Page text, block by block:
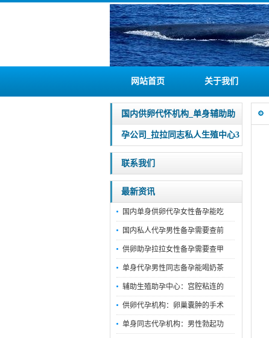
网站首页 关于我们
国内供卵代怀机构_单身辅助助
孕公司_拉拉同志私人生殖中心3
联系我们
最新资讯
国内单身供卵代孕女性备孕能吃
国内私人代孕男性备孕需要查前
供卵助孕拉拉女性备孕需要查甲
单身代孕男性同志备孕能喝奶茶
辅助生殖助孕中心：宫腔粘连的
供卵代孕机构：卵巢囊肿的手术
单身同志代孕机构：男性勃起功